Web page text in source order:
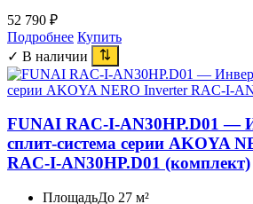
52 790 ₽
Подробнее Купить
✓ В наличии
FUNAI RAC-I-AN30HP.D01 —
сплит-система серии AKOYA
RAC-I-AN30HP.D01 (комплект)
ПлощадьДо 27 м²